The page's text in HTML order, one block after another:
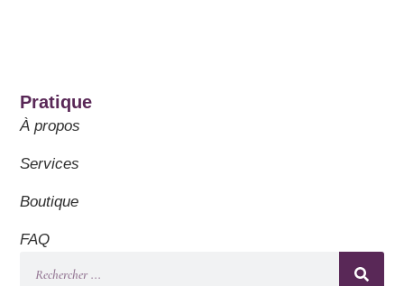
Pratique
À propos
Services
Boutique
FAQ